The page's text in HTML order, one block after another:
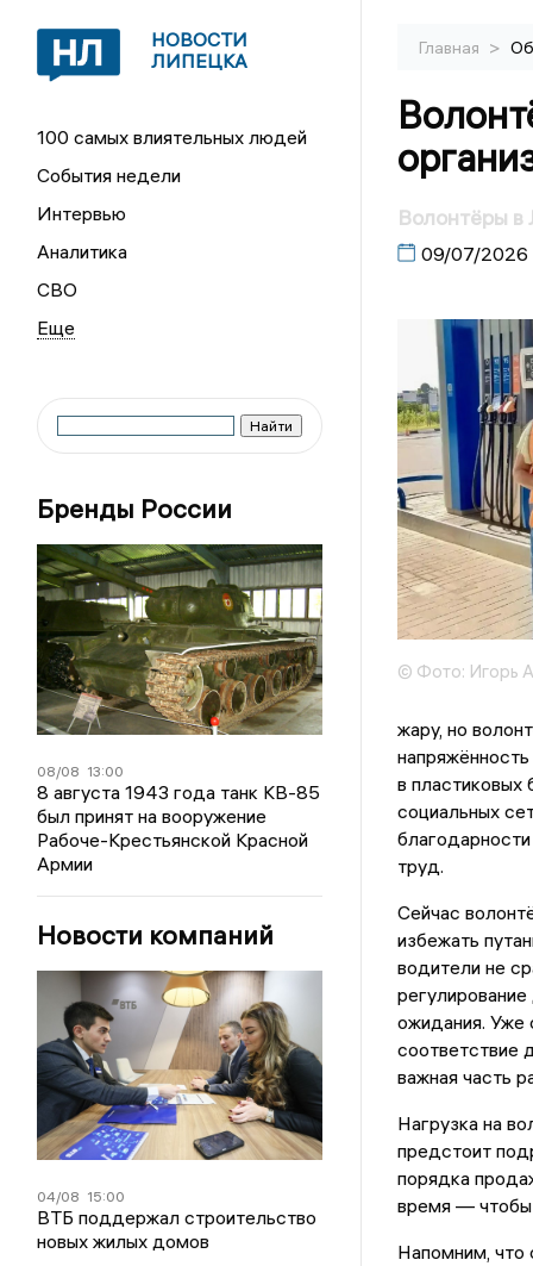
НОВОСТИ
ЛИПЕЦКА
100 самых влиятельных людей
События недели
Интервью
Аналитика
СВО
Бренды России
08/08 13:00
8 августа 1943 года танк КВ-85
был принят на вооружение
Рабоче-Крестьянской Красной
Армии
Новости компаний
04/08 15:00
ВТБ поддержал строительство
новых жилых домов
Главная >
Волонтёры в
09/07/2026
© Фото: Игорь
жару, но
в пластиковых
социальных
труд.
Сейчас
избежать
водители не
ожидания. Уже
соответствие
важная часть
Нагрузка на
предстоит
порядка
время — чтобы
Напомним, что